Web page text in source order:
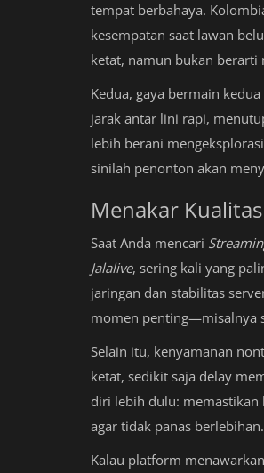
tempat berbahaya.
kesempatan saat lawan
ketat, namun bukan berarti
Kedua, gaya bermain
jarak antar lini rapi,
lebih berani
sinilah penonton akan
Menakar
Saat Anda mencari
Jalalive, sering kali yang
jaringan dan stabilitas
momen penting—misalnya
Selain itu, kenyamanan
ketat, sedikit saja delay
diri lebih dulu: memastikan
agar tidak panas
Kalau platform